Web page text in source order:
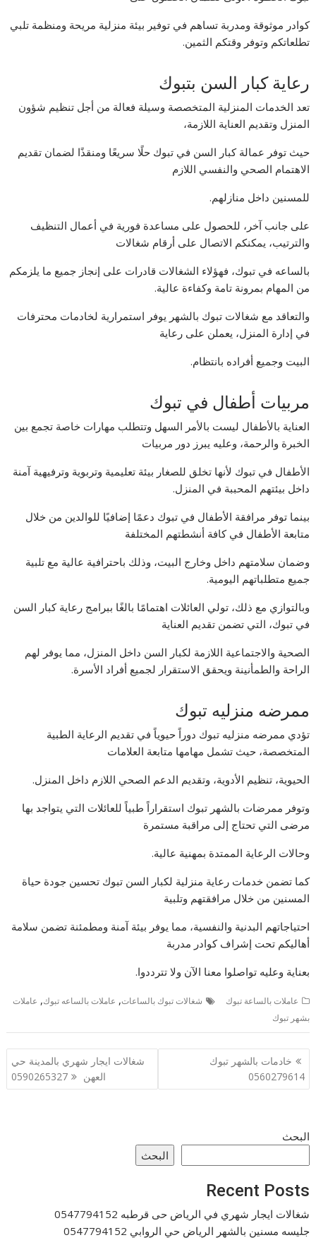
كوادر موثوقة ومدربة تساهم في توفير بيئة منزلية مريحة ومنظمة تلبي
تطلعاتكم وتوفر وقتكم الثمين.
رعاية كبار السن بتبوك
تعد الخدمات المنزلية المتخصصة وسيلة فعالة من أجل تنظيم شؤون
المنزل وتقديم العناية اللازمة،
حيث توفر عمالة كبار السن في تبوك حلًا سريعًا ومنقذًا لضمان تقديم
الاهتمام الصحي والنفسي اللازم
للمسنين داخل منازلهم.
على جانب آخر، للحصول على مساعدة فورية في أعمال التنظيف
والترتيب، يمكنكم الاتصال على أرقام شغالات
بالساعه في تبوك، فهؤلاء الشغالات قادرات على إنجاز جميع ما يلزمكم
من المهام بمرونة تامة وكفاءة عالية.
والتعاقد مع شغالات تبوك بالشهر يوفر استمرارية لخادمات محترفات
في إدارة المنزل، يعملن على رعاية
البيت وجميع أفراده بانتظام.
مربيات أطفال في تبوك
العناية بالأطفال ليست بالأمر السهل وتتطلب مهارات خاصة تجمع بين
الخبرة والرحمة، وعليه يبرز دور مربيات
الأطفال في تبوك لأنها تخلق للصغار بيئة تعليمية وتربوية وترفيهية آمنة
داخل بيئتهم المحببة في المنزل.
بينما توفر مرافقة الأطفال في تبوك دعمًا إضافيًا للوالدين من خلال
متابعة الأطفال في كافة أنشطتهم المختلفة
وضمان سلامتهم داخل وخارج البيت، وذلك باحترافية عالية مع تلبية
جميع متطلباتهم اليومية.
وبالتوازي مع ذلك، تولي العائلات اهتمامًا بالغًا ببرامج رعاية كبار السن
في تبوك، التي تضمن تقديم العناية
الصحية والاجتماعية اللازمة لكبار السن داخل المنزل، مما يوفر لهم
الراحة والطمأنينة ويحقق الاستقرار لجميع أفراد الأسرة.
ممرضه منزليه تبوك
تؤدي ممرضه منزليه تبوك دوراً حيوياً في تقديم الرعاية الطبية
المتخصصة، حيث تشمل مهامها متابعة العلامات
الحيوية، تنظيم الأدوية، وتقديم الدعم الصحي اللازم داخل المنزل.
وتوفر ممرضات بالشهر تبوك استقراراً طبياً للعائلات التي يتواجد بها
مرضى التي تحتاج إلى مراقبة مستمرة
وحالات الرعاية الممتدة بمهنية عالية.
كما تضمن خدمات رعاية منزلية لكبار السن تبوك تحسين جودة حياة
المسنين من خلال مرافقتهم وتلبية
احتياجاتهم البدنية والنفسية، مما يوفر بيئة آمنة ومطمئنة تضمن سلامة
أهاليكم تحت إشراف كوادر مدربة
بعناية وعليه تواصلوا معنا الآن ولا تترددوا.
عاملات بالساعة تبوك شغالات تبوك بالساعات, عاملات بالساعه تبوك, عاملات
بشهر تبوك
تصفّح
المقالات
خادمات بالشهر تبوك
0560279614
شغالات ايجار شهري بالمدينة حي
العهن 0590265327
البحث
البحث
Recent Posts
شغالات ايجار شهري في الرياض حى قرطبه 0547794152
جليسه مسنين بالشهر الرياض حي الروابي 0547794152